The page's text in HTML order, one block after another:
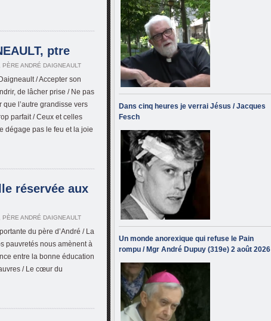
Dans cinq heures je verrai Jésus / Jacques
Fesch
Un monde anorexique qui refuse le Pain
rompu / Mgr André Dupuy (319e) 2 août 2026
ptre
PÈRE ANDRÉ DAIGNEAULT
/ Accepter son
de lâcher prise / Ne pas
que l’autre grandisse vers
parfait / Ceux et celles
dégage pas le feu et la joie
réservée aux
PÈRE ANDRÉ DAIGNEAULT
du père d’André / La
pauvretés nous amènent à
entre la bonne éducation
/ Le cœur du